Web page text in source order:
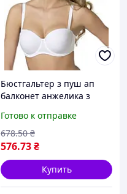
Бюстгальтер з пуш ап
балконет анжелика з
чашечками Biwieir білий
(3189)
Готово к отправке
576.73₴
678.50 ₴
Купить